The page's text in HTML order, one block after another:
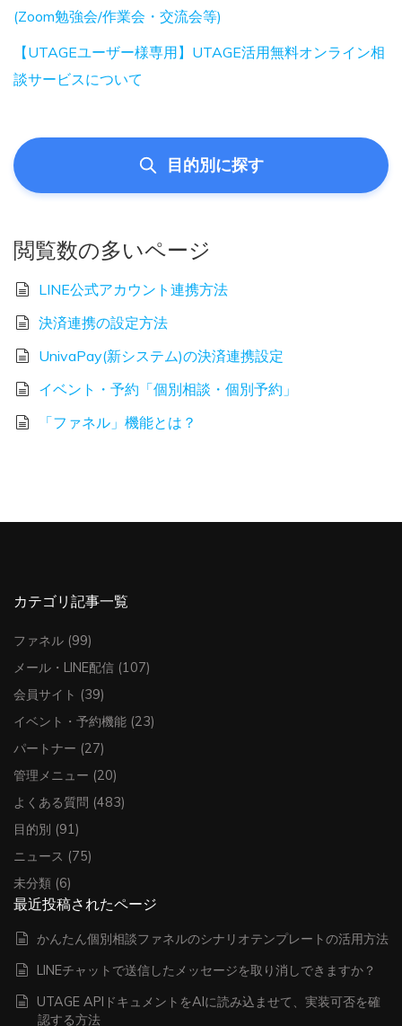
(Zoom勉強会/作業会・交流会等)
【UTAGEユーザー様専用】UTAGE活用無料オンライン相
談サービスについて
目的別に探す
閲覧数の多いページ
LINE公式アカウント連携方法
決済連携の設定方法
UnivaPay(新システム)の決済連携設定
イベント・予約「個別相談・個別予約」
「ファネル」機能とは？
カテゴリ記事一覧
ファネル (99)
メール・LINE配信 (107)
会員サイト (39)
イベント・予約機能 (23)
パートナー (27)
管理メニュー (20)
よくある質問 (483)
目的別 (91)
ニュース (75)
未分類 (6)
最近投稿されたページ
かんたん個別相談ファネルのシナリオテンプレートの活用方法
LINEチャットで送信したメッセージを取り消しできますか？
UTAGE APIドキュメントをAIに読み込ませて、実装可否を確
認する方法